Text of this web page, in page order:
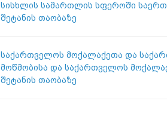
სისხლის სამართლის სფეროში
შეტანის თაობაზე
საქართველოს მოქალაქეთა და
მოწმობისა და საქართველოს
შეტანის თაობაზე